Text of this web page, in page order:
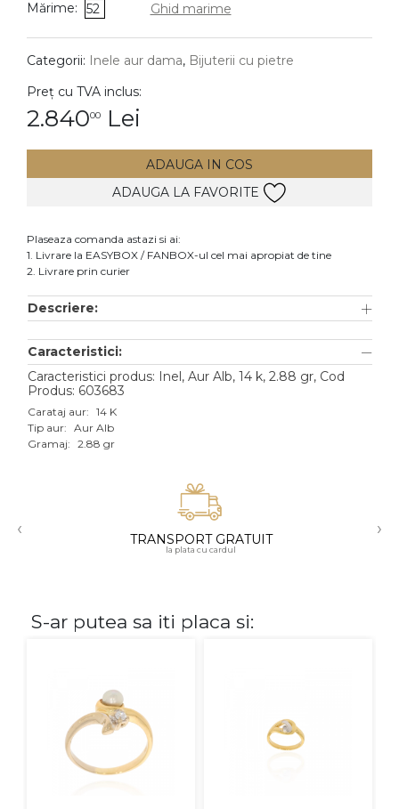
DIAMANTE Vezi toate
Cercei
Accesorii
Aur alb
Aur roz
Aur mixt
18K
Mărime: 52 Ghid marime
Categorii: Inele aur dama, Bijuterii cu pietre
Preț cu TVA inclus:
2.84000 Lei
ADAUGA IN COS
ADAUGA LA FAVORITE
Plaseaza comanda astazi si ai:
1. Livrare la EASYBOX / FANBOX-ul cel mai apropiat de tine
2. Livrare prin curier
Descriere:
Caracteristici:
Caracteristici produs: Inel, Aur Alb, 14 k, 2.88 gr, Cod
Produs: 603683
Carataj aur: 14 K
Tip aur: Aur Alb
Gramaj: 2.88 gr
‹ TRANSPORT GRATUIT
la plata cu cardul
›
S-ar putea sa iti placa si: